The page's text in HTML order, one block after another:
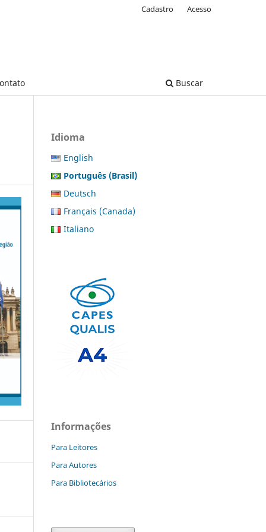
Buscar
Cadastro Acesso
Idioma
English
Português (Brasil)
Deutsch
Français (Canada)
Italiano
Informações
Para Leitores
Para Autores
Para Bibliotecários